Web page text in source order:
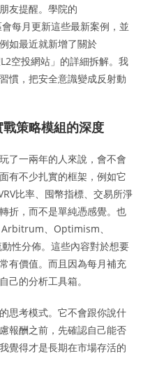
友提醒。學院的
每月更新這些最新案例，並
如最近就新增了關於
空投網站」的詳細拆解。我
慣，把安全意識變成反射動
策略模組的深度
了一兩年的人來說，會不會
有不少扎實的框架，例如它
比率、囤幣指標、交易所淨
折，而不是單純憑感覺。也
、Optimism、
性分佈。這些內容對於想要
有價值。而且因為每月補充
己的分析工具箱。
思考模式。它不會跟你說什
報酬之前，先確認自己能否
覺得才是長期在市場存活的